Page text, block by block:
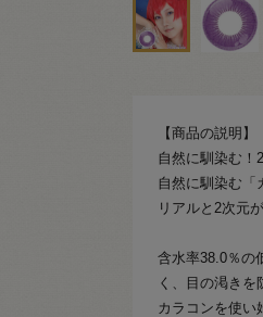
【商品の説明】
自然に馴染む！
自然に馴染む「
リアルと2次元
含水率38.0％の
く、目の渇きを
カラコンを使い